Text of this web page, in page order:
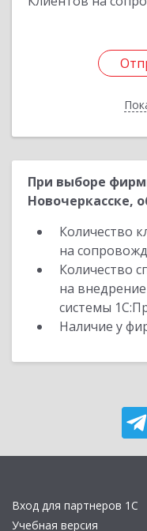
При выборе
Новочеркасске,
Количество
на
Количество
на
системы
Наличие у
Вход для партнеров 1С
Учебная версия